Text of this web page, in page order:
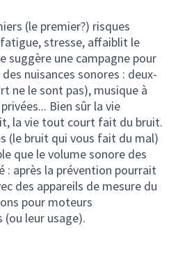
(le premier?) risques
stresse, affaiblit le
suggère une campagne pour
nuisances sonores : deux-
ne le sont pas), musique à
Bien sûr la vie
la vie tout court fait du bruit.
(le bruit qui vous fait du mal)
que le volume sonore des
: après la prévention pourrait
des appareils de mesure du
pour moteurs
(ou leur usage).